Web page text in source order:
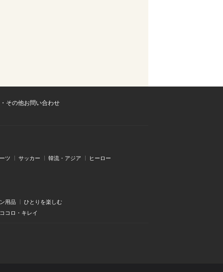
その他お問い合わせ
ツ サッカー 韓流・アジア ヒーロー
用品
ひとりを楽しむ
コロ・キレイ